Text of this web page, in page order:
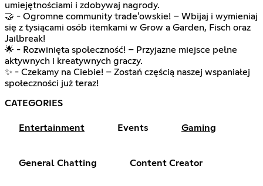
umiejętnościami i zdobywaj nagrody.
🤝 - Ogromne community trade'owskie! – Wbijaj i wymieniaj
się z tysiącami osób itemkami w Grow a Garden, Fisch oraz
Jailbreak!
🌟 - Rozwinięta społeczność! – Przyjazne miejsce pełne
aktywnych i kreatywnych graczy.
✨ - Czekamy na Ciebie! – Zostań częścią naszej wspaniałej
społeczności już teraz!
CATEGORIES
Entertainment Events Gaming
General Chatting Content Creator